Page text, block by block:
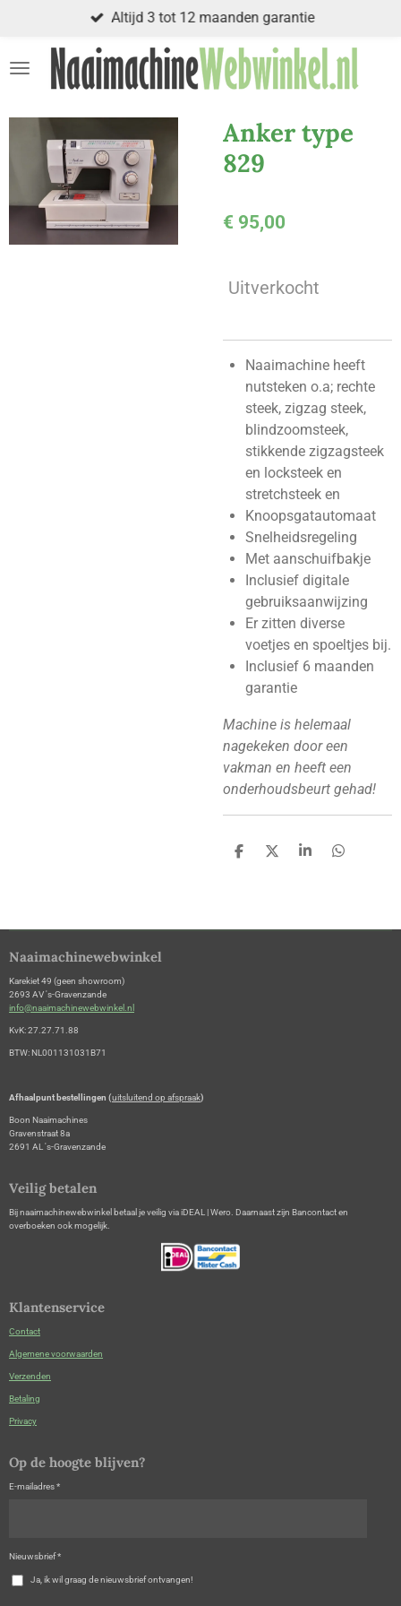
naar
Altijd 3 tot 12 maanden garantie
Anker type
829
€ 95,00
Uitverkocht
Naaimachine heeft
nutsteken o.a; rechte
steek, zigzag steek,
blindzoomsteek,
stikkende zigzagsteek
en locksteek en
stretchsteek en
Knoopsgatautomaat
Snelheidsregeling
Met aanschuifbakje
Inclusief digitale
gebruiksaanwijzing
Er zitten diverse
voetjes en spoeltjes bij.
Inclusief 6 maanden
garantie
Machine is helemaal
nagekeken door een
vakman en heeft een
onderhoudsbeurt gehad!
D
D
S
D
Naaimachinewebwinkel
Karekiet 49 (geen showroom)
2693 AV 's-Gravenzande
info@naaimachinewebwinkel.nl
KvK: 27.27.71.88
BTW: NL001131031B71
Afhaalpunt bestellingen (uitsluitend op afspraak)
Boon Naaimachines
Gravenstraat 8a
2691 AL 's-Gravenzande
Veilig betalen
Bij naaimachinewebwinkel betaal je veilig via iDEAL | Wero. Daarnaast zijn Bancontact en
overboeken ook mogelijk.
Klantenservice
Contact
Algemene voorwaarden
Verzenden
Betaling
Privacy
Op de hoogte blijven?
E-mailadres *
Nieuwsbrief *
Ja, ik wil graag de nieuwsbrief ontvangen!